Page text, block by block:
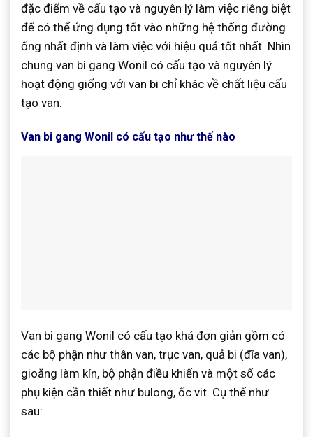
đặc điểm về cấu tạo và nguyên lý làm việc riêng biệt
để có thể ứng dụng tốt vào những hệ thống đường
ống nhất định và làm việc với hiệu quả tốt nhất. Nhìn
chung van bi gang Wonil có cấu tạo và nguyên lý
hoạt động giống với van bi chỉ khác về chất liệu cấu
tạo van.
Van bi gang Wonil có cấu tạo như thế nào
Van bi gang Wonil có cấu tạo khá đơn giản gồm có
các bộ phận như thân van, trục van, quả bi (đĩa van),
gioăng làm kín, bộ phận điều khiển và một số các
phụ kiện cần thiết như bulong, ốc vit. Cụ thể như
sau: